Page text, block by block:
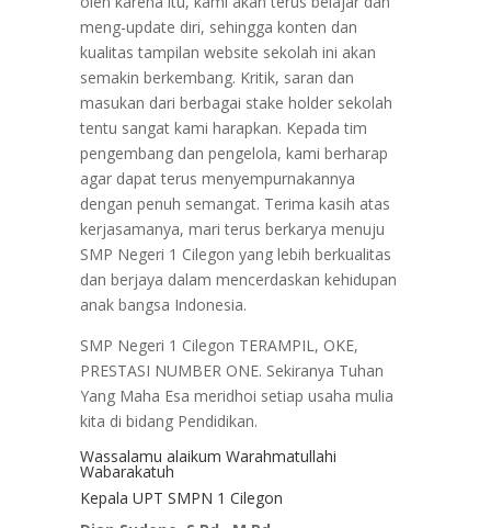
meng-update diri, sehingga konten dan
kualitas tampilan website sekolah ini akan
semakin berkembang. Kritik, saran dan
masukan dari berbagai stake holder sekolah
tentu sangat kami harapkan. Kepada tim
pengembang dan pengelola, kami berharap
agar dapat terus menyempurnakannya
dengan penuh semangat. Terima kasih atas
kerjasamanya, mari terus berkarya menuju
SMP Negeri 1 Cilegon yang lebih berkualitas
dan berjaya dalam mencerdaskan kehidupan
anak bangsa Indonesia.
SMP Negeri 1 Cilegon TERAMPIL, OKE,
PRESTASI NUMBER ONE. Sekiranya Tuhan
Yang Maha Esa meridhoi setiap usaha mulia
kita di bidang Pendidikan.
Wassalamu alaikum Warahmatullahi
Wabarakatuh
Kepala UPT SMPN 1 Cilegon